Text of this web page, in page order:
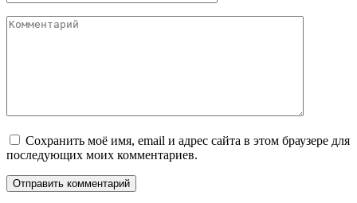
Комментарий
Сохранить моё имя, email и адрес сайта в этом браузере для
последующих моих комментариев.